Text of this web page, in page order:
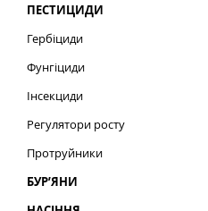
ПЕСТИЦИДИ
Гербіциди
Фунгіциди
Інсекциди
Регулятори росту
Протруйники
БУР’ЯНИ